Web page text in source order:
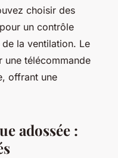
choisir des
un contrôle
la ventilation. Le
une télécommande
offrant une
adossée :